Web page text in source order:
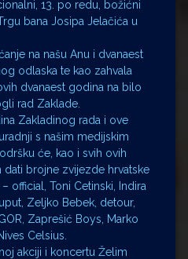
13. po redu, božićni
bana Josipa Jelačića u
na našu Anu i dvanaest
odlaska te kao zahvala
dvanaest godina na bilo
rad Zaklade.
Zakladinog rada i ove
s našim medijskim
će, kao i svih ovih
brojne zvijezde hrvatske
official, Toni Cetinski, Indira
Zeljko Bebek, detour,
Zaprešić Boys, Marko
Celsius.
akciji i koncertu Želim